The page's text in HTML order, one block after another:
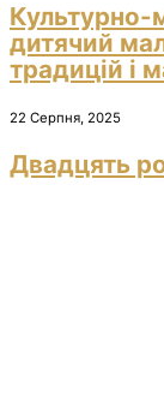
Культурно-
дитячий
традицій і
22 Серпня, 2025
Двадцять